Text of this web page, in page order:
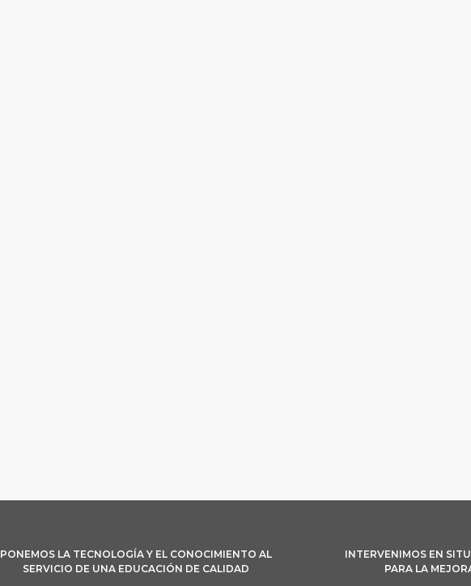
PONEMOS LA TECNOLOGÍA Y EL CONOCIMIENTO AL
SERVICIO DE UNA EDUCACIÓN DE CALIDAD
INTERVENIMOS EN
PARA LA